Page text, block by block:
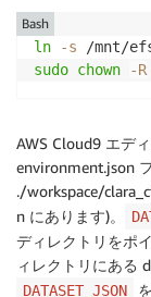
ln -s
sudo chown -R
Bash
AWS Cloud9 エデ
environment.json
./workspace/
n にあります)。
ディレクトリをポ
ィレクトリにある
DATASET_JSON